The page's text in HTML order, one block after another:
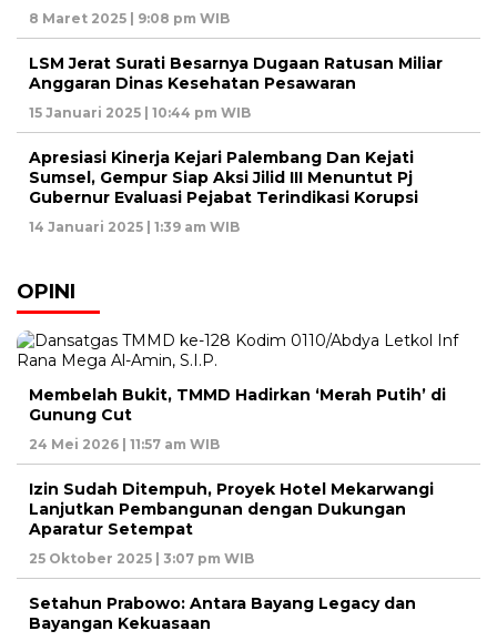
8 Maret 2025 | 9:08 pm WIB
LSM Jerat Surati Besarnya Dugaan Ratusan Miliar
Anggaran Dinas Kesehatan Pesawaran
15 Januari 2025 | 10:44 pm WIB
Apresiasi Kinerja Kejari Palembang Dan Kejati
Sumsel, Gempur Siap Aksi Jilid III Menuntut Pj
Gubernur Evaluasi Pejabat Terindikasi Korupsi
14 Januari 2025 | 1:39 am WIB
OPINI
Membelah Bukit, TMMD Hadirkan ‘Merah Putih’ di
Gunung Cut
24 Mei 2026 | 11:57 am WIB
Izin Sudah Ditempuh, Proyek Hotel Mekarwangi
Lanjutkan Pembangunan dengan Dukungan
Aparatur Setempat
25 Oktober 2025 | 3:07 pm WIB
Setahun Prabowo: Antara Bayang Legacy dan
Bayangan Kekuasaan